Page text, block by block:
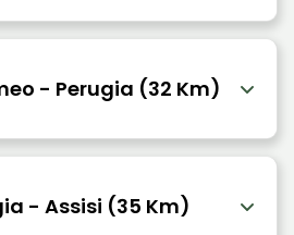
- Perugia (32 Km)
- Assisi (35 Km)